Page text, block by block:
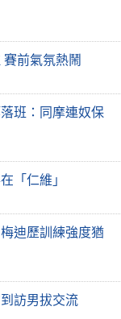
前氣氛熱鬧
班：同摩連奴保
「仁維」
迪歷訓練強度猶
訪男拔交流